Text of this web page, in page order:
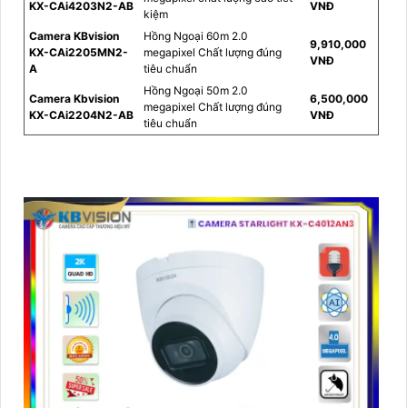
KX-CAi4203N2-AB
kiệm
VNĐ
Camera KBvision
KX-CAi2205MN2-
A
Hồng Ngoại 60m 2.0
megapixel Chất lượng đúng
tiêu chuẩn
9,910,000
VNĐ
Camera Kbvision
KX-CAi2204N2-AB
Hồng Ngoại 50m 2.0
megapixel Chất lượng đúng
tiêu chuẩn
6,500,000
VNĐ